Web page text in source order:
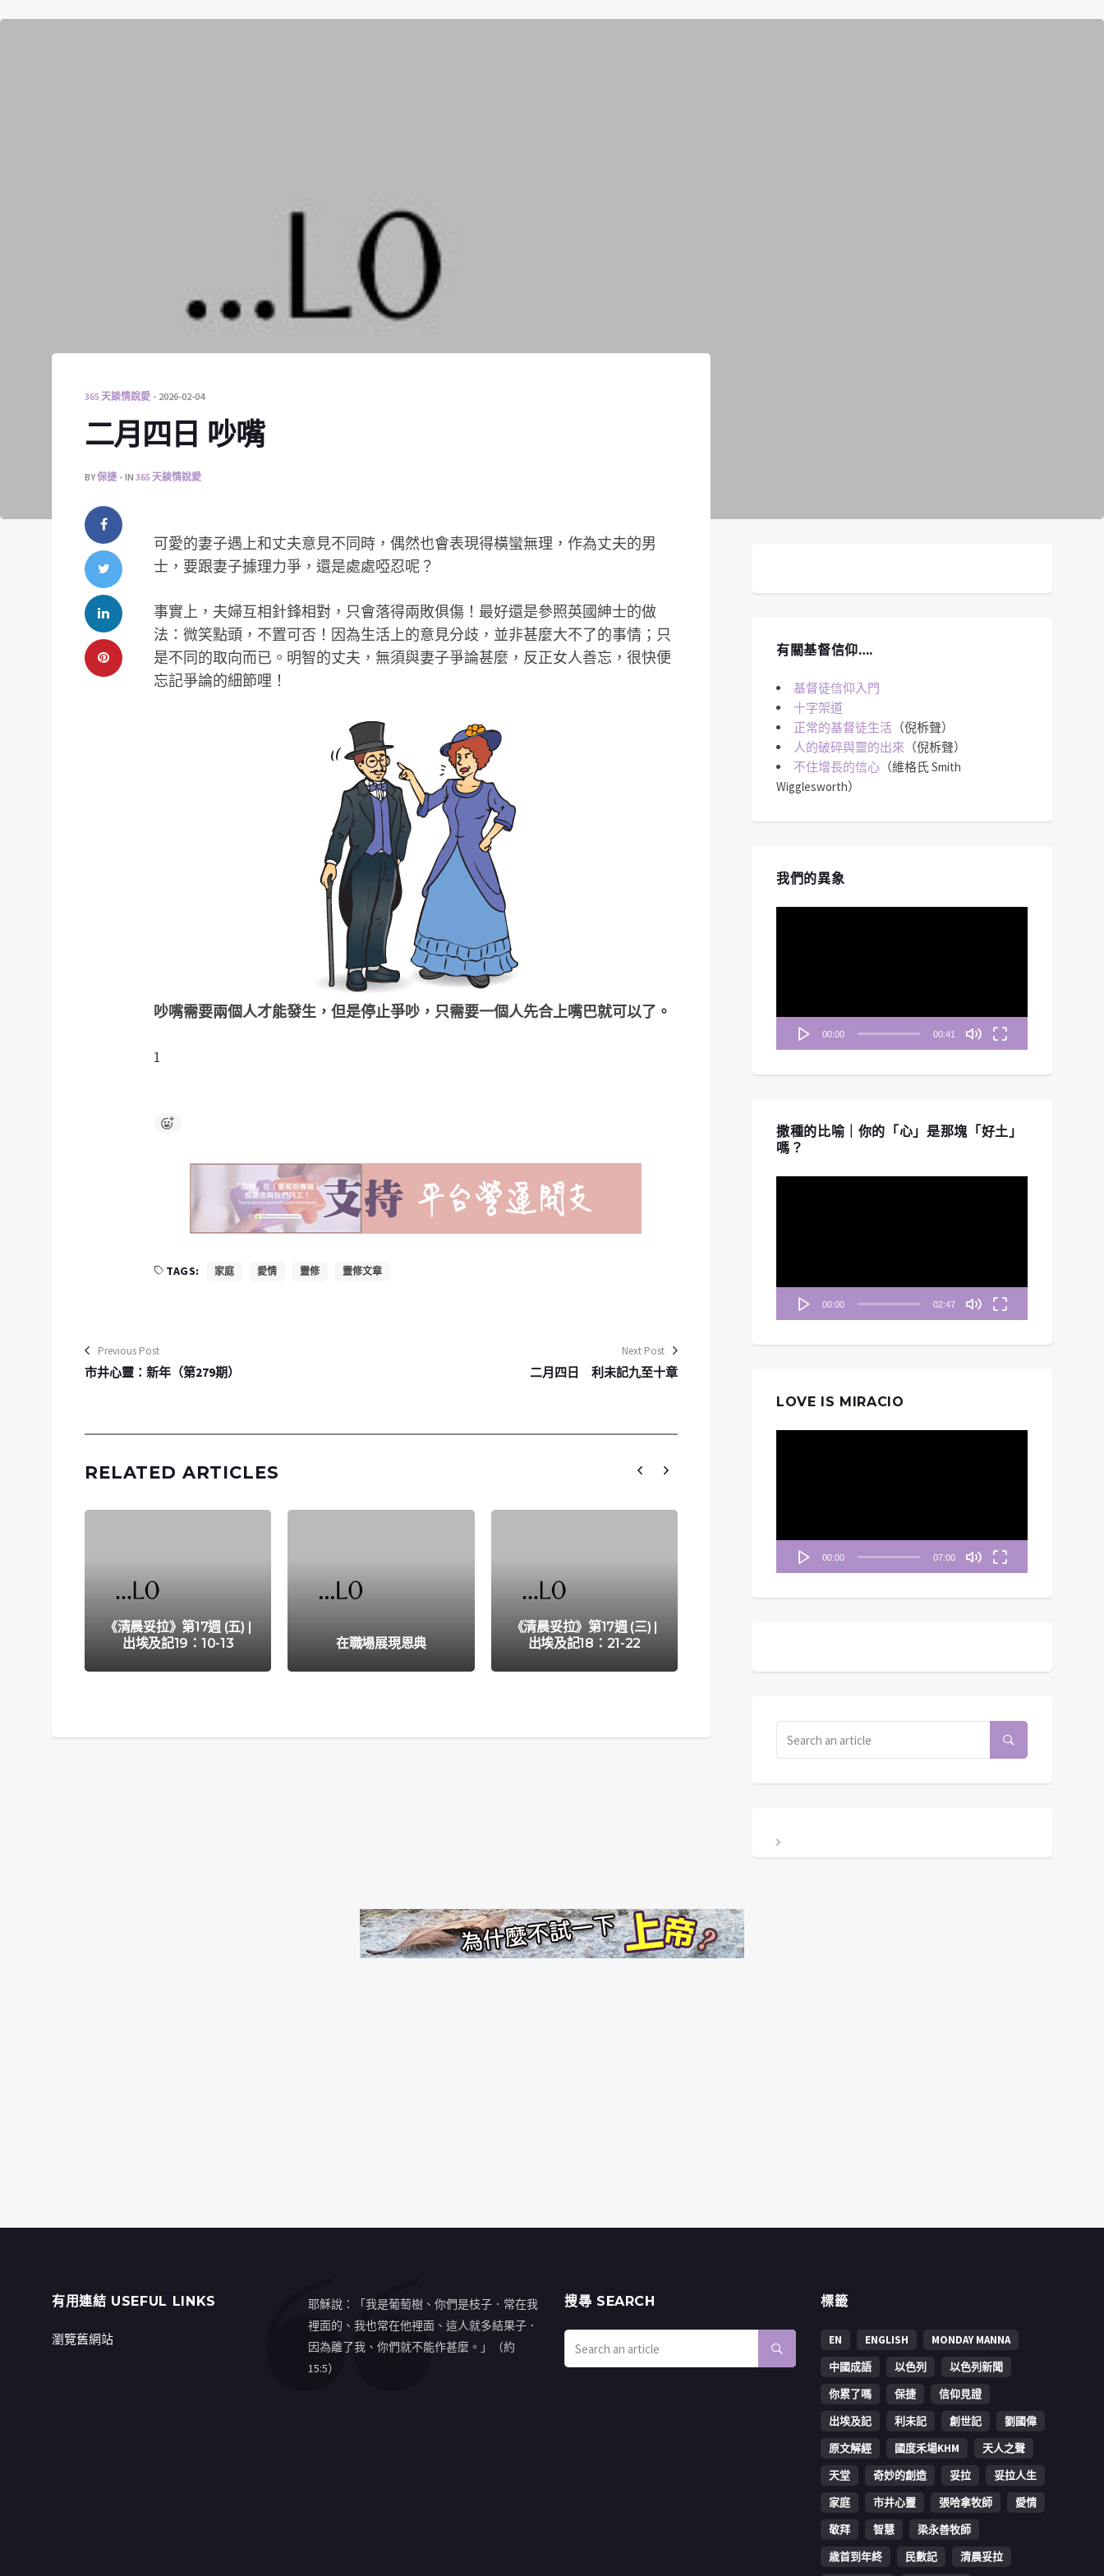
365 天談情說愛 2026-02-04
二月四日 吵嘴
BY保捷 IN 365 天談情說愛
可愛的妻子遇上和丈夫意見不同時，偶然也會表現得橫蠻無理，作為丈夫的男
士，要跟妻子據理力爭，還是處處啞忍呢？
事實上，夫婦互相針鋒相對，只會落得兩敗俱傷！最好還是參照英國紳士的做
法：微笑點頭，不置可否！因為生活上的意見分歧，並非甚麼大不了的事情；只
是不同的取向而已。明智的丈夫，無須與妻子爭論甚麼，反正女人善忘，很快便
忘記爭論的細節哩！
吵嘴需要兩個人才能發生，但是停止爭吵，只需要一個人先合上嘴巴就可以了。
1
TAGS: 家庭 愛情 靈修 靈修文章
Previous Post
市井心靈：新年（第279期）
Next Post
二月四日 利未記九至十章
RELATED ARTICLES
《清晨妥拉》第17週 (五) |
出埃及記19：10-13
在職場展現恩典
《清晨妥拉》第17週 (三) |
出埃及記18：21-22
有關基督信仰….
基督徒信仰入門
十字架道
正常的基督徒生活 （倪柝聲）
人的破碎與靈的出來 （倪柝聲）
不住增長的信心 （維格氏 Smith
Wigglesworth）
我們的異象
00:00 00:41
撒種的比喻｜你的「心」是那塊「好土」
嗎？
00:00 02:47
LOVE IS MIRACIO
00:00 07:00
有用連結 USEFUL LINKS
瀏覽舊網站
耶穌說：「我是葡萄樹、你們是枝子．常在我
裡面的、我也常在他裡面、這人就多結果子．
因為離了我、你們就不能作甚麼。」（約
15:5）
搜㝷 SEARCH 標籤
EN ENGLISH
MONDAY MANNA
中國成語
以色列
以色列新聞
你累了嗎
保捷
信仰見證
出埃及記
利未記 創世記
劉國偉
原文解經
國度禾場KHM
天人之聲
天堂
奇妙的創造 妥拉
妥拉人生
家庭
市井心靈 張哈拿牧師
愛情
敬拜
智慧
梁永善牧師
歳首到年終
民數記 清晨妥拉